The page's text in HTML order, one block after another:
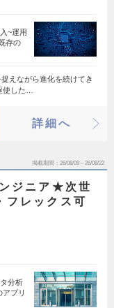
~運用
存の
えながら進化を続けてき
使した…
詳細へ
掲載期間 26/08/09～26/08/22
ジニア★次世
レックス可
分析
プリ